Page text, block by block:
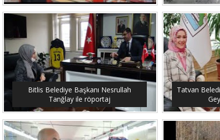
Bitlis Belediye Başkanı Nesrullah
Tanğlay ile röportaj
Tatvan